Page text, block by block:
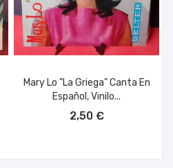
Mary Lo "la Griega" Canta En
Español, Vinilo...
2,50 €